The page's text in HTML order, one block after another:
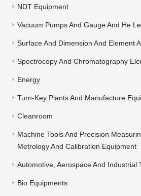
NDT Equipment
Vacuum Pumps And Gauge And He
Surface And Dimension And Element
Spectrocopy And Chromatography
Energy
Turn-Key Plants And Manufacture
Cleanroom
Machine Tools And Precision
Metrology And Calibration Equipment
Automotive, Aerospace And Industrial
Bio Equipments